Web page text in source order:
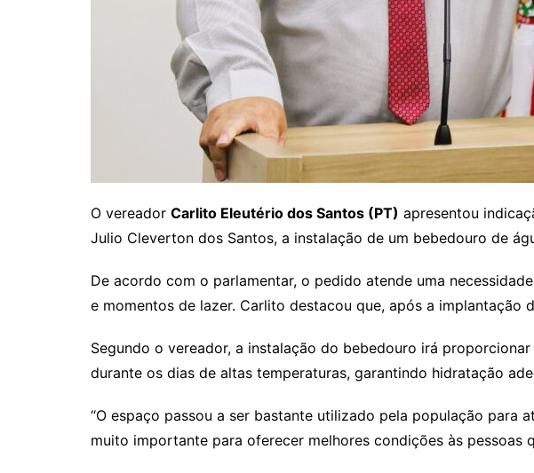
O vereador Carlito Eleutério dos Santos (PT) apresentou
Julio Cleverton dos Santos, a instalação de um bebedouro de
De acordo com o parlamentar, o pedido atende uma
e momentos de lazer. Carlito destacou que, após a
Segundo o vereador, a instalação do bebedouro irá
durante os dias de altas temperaturas, garantindo hidratação
“O espaço passou a ser bastante utilizado pela população para
muito importante para oferecer melhores condições às pessoas